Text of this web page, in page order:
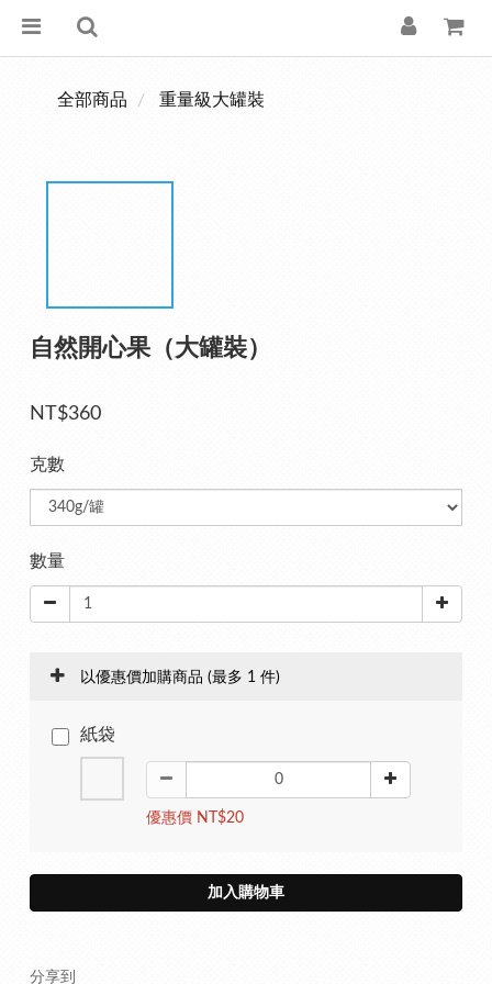
全部商品 重量級大罐裝
自然開心果（大罐裝）
NT$360
克數
數量
以優惠價加購商品 (最多 1 件)
紙袋
優惠價 NT$20
加入購物車
分享到